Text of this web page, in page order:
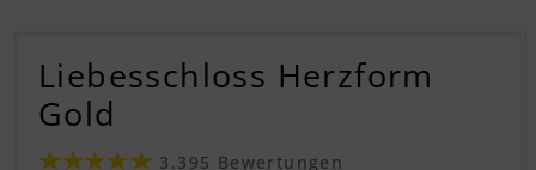
Liebesschloss Herzform
Gold
3.395 Bewertungen